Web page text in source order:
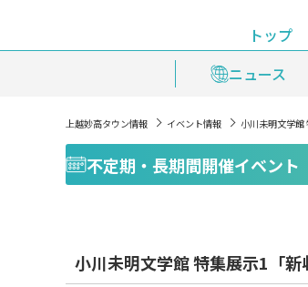
トップ
ニュース
上越妙高タウン情報 イベント情報 小川未明文学
不定期・長期間開催イベント
小川未明文学館 特集展示1「